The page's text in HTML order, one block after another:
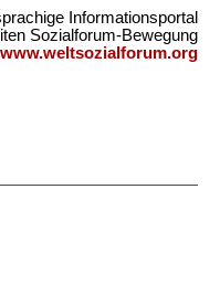
Informationsportal
Sozialforum-Bewegung
www.weltsozialforum.org